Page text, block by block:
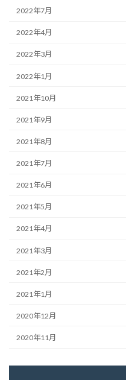
2022年7月
2022年4月
2022年3月
2022年1月
2021年10月
2021年9月
2021年8月
2021年7月
2021年6月
2021年5月
2021年4月
2021年3月
2021年2月
2021年1月
2020年12月
2020年11月